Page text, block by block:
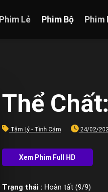
Phim Lẻ Phim Bộ Phim
Thể
Tâm Lý - Tình Cảm 24/02/
Trạng thái : Hoàn tất (9/9)